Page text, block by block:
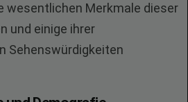
wesentlichen Merkmale dieser
und einige ihrer
Sehenswürdigkeiten